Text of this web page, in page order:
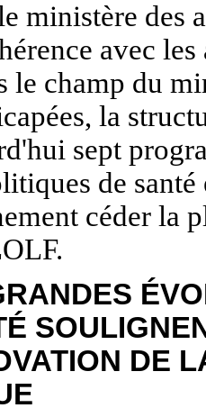
ministère des
avec
le champ du
la
sept
de
céder la
DE